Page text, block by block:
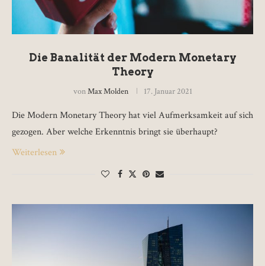
Die Banalität der Modern Monetary
Theory
vonMax Molden 17. Januar 2021
Die Modern Monetary Theory hat viel Aufmerksamkeit auf sich
gezogen. Aber welche Erkenntnis bringt sie überhaupt?
Weiterlesen